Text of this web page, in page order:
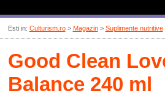
Esti in: Culturism.ro> Magazin> Suplimente nutritive
Good Clean
Balance 240 ml